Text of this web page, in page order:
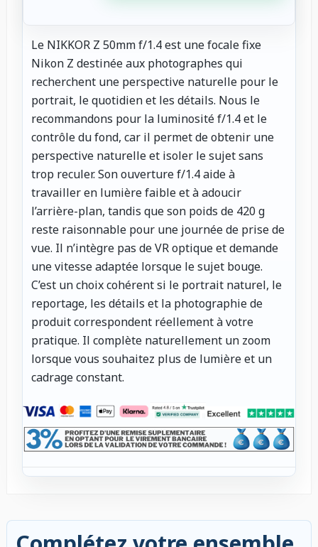
Le NIKKOR Z 50mm f/1.4 est une focale fixe
Nikon Z destinée aux photographes qui
recherchent une perspective naturelle pour le
portrait, le quotidien et les détails. Nous le
recommandons pour la luminosité f/1.4 et le
contrôle du fond, car il permet de obtenir une
perspective naturelle et isoler le sujet sans
trop reculer. Son ouverture f/1.4 aide à
travailler en lumière faible et à adoucir
l’arrière-plan, tandis que son poids de 420 g
reste raisonnable pour une journée de prise de
vue. Il n’intègre pas de VR optique et demande
une vitesse adaptée lorsque le sujet bouge.
C’est un choix cohérent si le portrait naturel, le
reportage, les détails et la photographie de
produit correspondent réellement à votre
pratique. Il complète naturellement un zoom
lorsque vous souhaitez plus de lumière et un
cadrage constant.